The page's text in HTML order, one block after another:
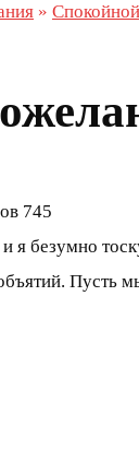
»
745
я безумно
Пусть